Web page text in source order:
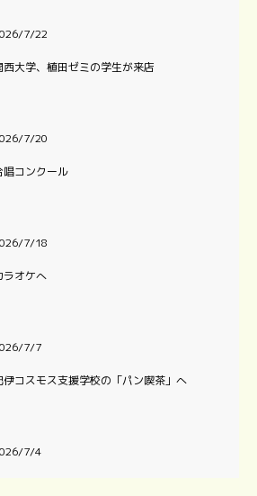
7/22
西大学、植田ゼミの学生が来店
7/20
唱コンクール
7/18
ラオケへ
7/7
伊コスモス支援学校の「パン喫茶」へ
7/4